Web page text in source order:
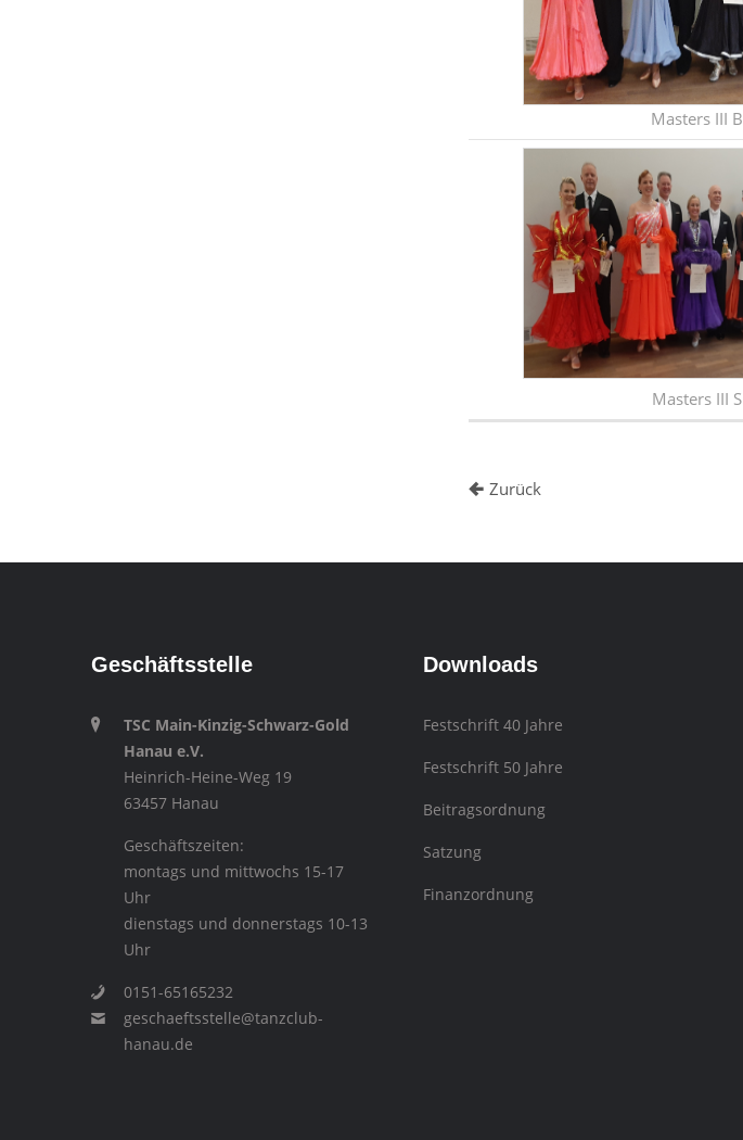
Masters III B
Masters III S
Zurück
Geschäftsstelle
TSC Main-Kinzig-Schwarz-Gold
Hanau e.V.
Heinrich-Heine-Weg 19
63457 Hanau
Geschäftszeiten:
montags und mittwochs 15-17
Uhr
dienstags und donnerstags 10-13
Uhr
0151-65165232
geschaeftsstelle@tanzclub-
hanau.de
Downloads
Festschrift 40 Jahre
Festschrift 50 Jahre
Beitragsordnung
Satzung
Finanzordnung